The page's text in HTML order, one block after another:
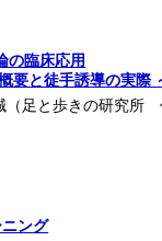
の臨床応用
要と徒手誘導の実際
（足と歩きの研究所
ング